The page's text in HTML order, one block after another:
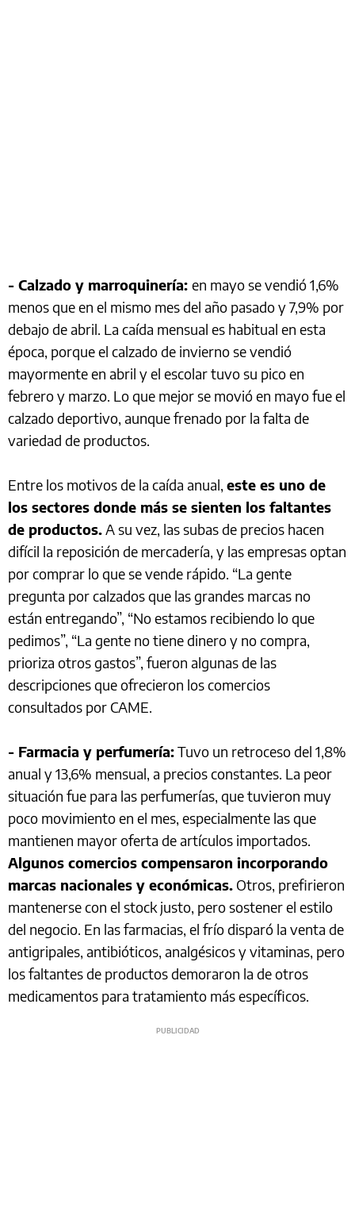
- Calzado y marroquinería: en mayo se vendió 1,6%
menos que en el mismo mes del año pasado y 7,9% por
debajo de abril. La caída mensual es habitual en esta
época, porque el calzado de invierno se vendió
mayormente en abril y el escolar tuvo su pico en
febrero y marzo. Lo que mejor se movió en mayo fue el
calzado deportivo, aunque frenado por la falta de
variedad de productos.
Entre los motivos de la caída anual, este es uno de
los sectores donde más se sienten los faltantes
de productos. A su vez, las subas de precios hacen
difícil la reposición de mercadería, y las empresas optan
por comprar lo que se vende rápido. “La gente
pregunta por calzados que las grandes marcas no
están entregando”, “No estamos recibiendo lo que
pedimos”, “La gente no tiene dinero y no compra,
prioriza otros gastos”, fueron algunas de las
descripciones que ofrecieron los comercios
consultados por CAME.
- Farmacia y perfumería:Tuvo un retroceso del 1,8%
anual y 13,6% mensual, a precios constantes. La peor
situación fue para las perfumerías, que tuvieron muy
poco movimiento en el mes, especialmente las que
mantienen mayor oferta de artículos importados.
Algunos comercios compensaron incorporando
marcas nacionales y económicas. Otros, prefirieron
mantenerse con el stock justo, pero sostener el estilo
del negocio. En las farmacias, el frío disparó la venta de
antigripales, antibióticos, analgésicos y vitaminas, pero
los faltantes de productos demoraron la de otros
medicamentos para tratamiento más específicos.